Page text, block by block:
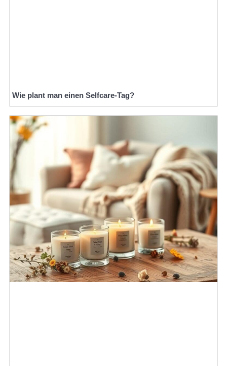
Wie plant man einen Selfcare-Tag?